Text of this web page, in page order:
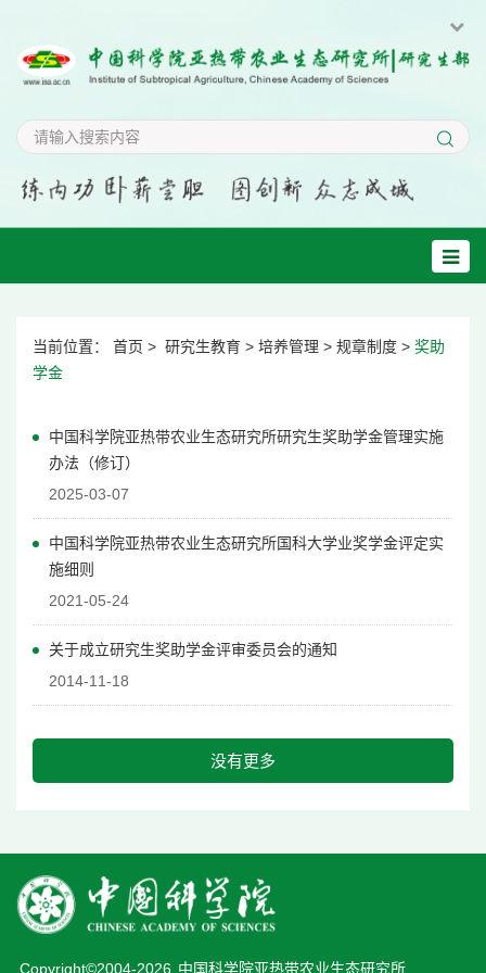
当前位置： 首页 > 研究生教育 > 培养管理 > 规章制度 > 奖助
学金
中国科学院亚热带农业生态研究所研究生奖助学金管理实施
办法（修订）
2025-03-07
中国科学院亚热带农业生态研究所国科大学业奖学金评定实
施细则
2021-05-24
关于成立研究生奖助学金评审委员会的通知
2014-11-18
没有更多
Copyright©2004-2026 中国科学院亚热带农业生态研究所